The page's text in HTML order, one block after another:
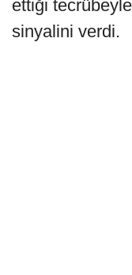
ettiği
sinyalini verdi.